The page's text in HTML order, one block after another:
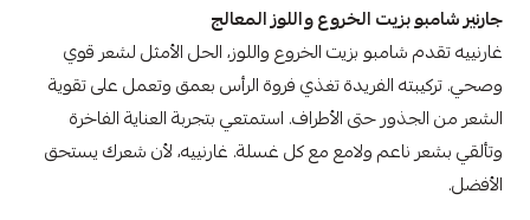
جارنير شامبو بزيت الخروع واللوز المعالج
غارنييه تقدم شامبو بزيت الخروع واللوز، الحل الأمثل لشعر قوي
وصحي. تركيبته الفريدة تغذي فروة الرأس بعمق وتعمل على تقوية
الشعر من الجذور حتى الأطراف. استمتعي بتجربة العناية الفاخرة
وتألقي بشعر ناعم ولامع مع كل غسلة. غارنييه، لأن شعرك يستحق
الأفضل.